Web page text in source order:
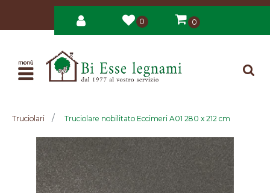
0 0
Open
Truciolari Truciolare nobilitato Eccimeri A01 280 x 212 cm